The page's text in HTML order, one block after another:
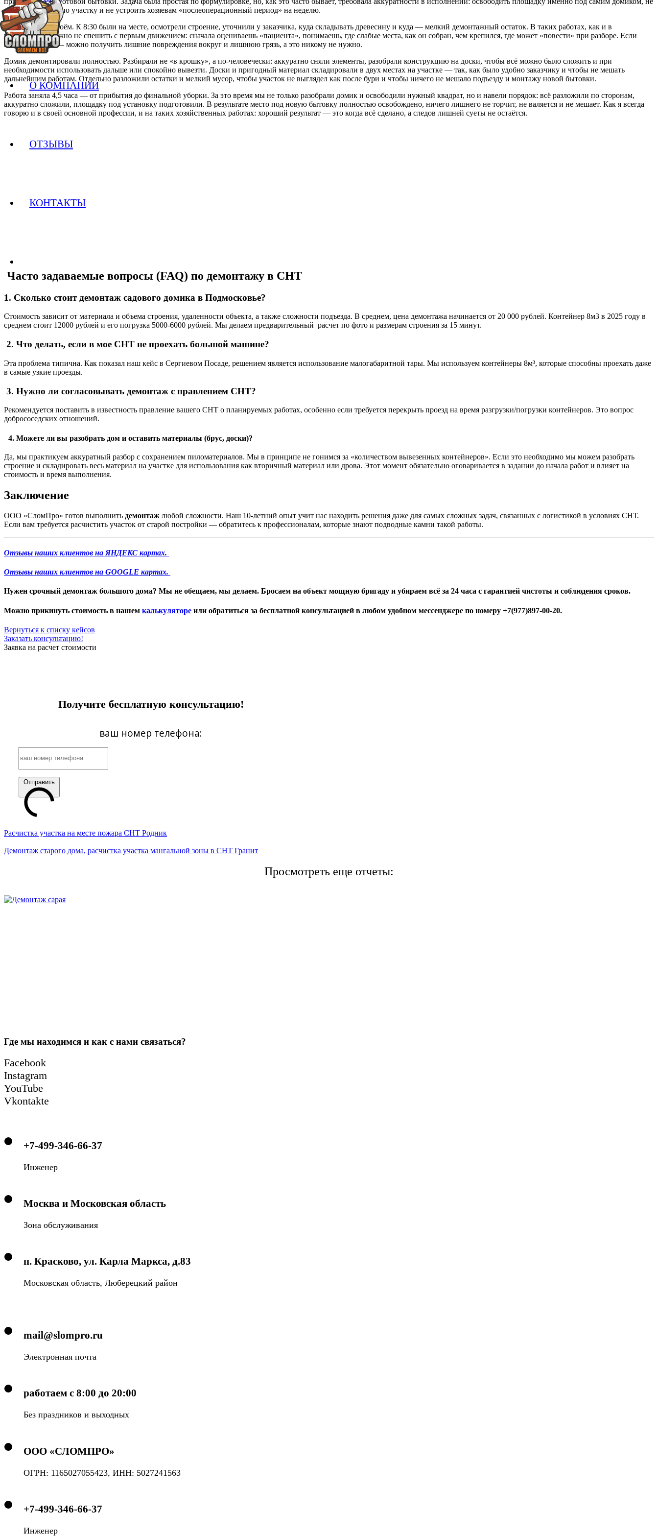
О КОМПАНИИ
ОТЗЫВЫ
КОНТАКТЫ
раскидать мусор по участку и не устроить хозяевам «послеоперационный период» на неделю.
Мы выехали втроём. К 8:30 были на месте, осмотрели строение, уточнили у заказчика, куда складывать древесину и куда — мелкий демонтажный остаток. В таких работах, как и в
ветеринарии, важно не спешить с первым движением: сначала оцениваешь «пациента», понимаешь, где слабые места, как он собран, чем крепился, где может «повести» при разборе. Если
ломать сгоряча — можно получить лишние повреждения вокруг и лишнюю грязь, а это никому не нужно.
Домик демонтировали полностью. Разбирали не «в крошку», а по-человечески: аккуратно сняли элементы, разобрали конструкцию на доски, чтобы всё можно было сложить и при
необходимости использовать дальше или спокойно вывезти. Доски и пригодный материал складировали в двух местах на участке — так, как было удобно заказчику и чтобы не мешать
дальнейшим работам. Отдельно разложили остатки и мелкий мусор, чтобы участок не выглядел как после бури и чтобы ничего не мешало подъезду и монтажу новой бытовки.
Работа заняла 4,5 часа — от прибытия до финальной уборки. За это время мы не только разобрали домик и освободили нужный квадрат, но и навели порядок: всё разложили по сторонам,
аккуратно сложили, площадку под установку подготовили. В результате место под новую бытовку полностью освобождено, ничего лишнего не торчит, не валяется и не мешает. Как я всегда
говорю и в своей основной профессии, и на таких хозяйственных работах: хороший результат — это когда всё сделано, а следов лишней суеты не остаётся.
Часто задаваемые вопросы (FAQ) по демонтажу в СНТ
1. Сколько стоит демонтаж садового домика в Подмосковье?
Стоимость зависит от материала и объема строения, удаленности объекта, а также сложности подъезда. В среднем, цена демонтажа начинается от 20 000 рублей. Контейнер 8м3 в 2025 году в
среднем стоит 12000 рублей и его погрузка 5000-6000 рублей. Мы делаем предварительный расчет по фото и размерам строения за 15 минут.
2. Что делать, если в мое СНТ не проехать большой машине?
Эта проблема типична. Как показал наш кейс в Сергиевом Посаде, решением является использование малогабаритной тары. Мы используем контейнеры 8м³, которые способны проехать даже
в самые узкие проезды.
3. Нужно ли согласовывать демонтаж с правлением СНТ?
Рекомендуется поставить в известность правление вашего СНТ о планируемых работах, особенно если требуется перекрыть проезд на время разгрузки/погрузки контейнеров. Это вопрос
добрососедских отношений.
4. Можете ли вы разобрать дом и оставить материалы (брус, доски)?
Да, мы практикуем аккуратный разбор с сохранением пиломатериалов. Мы в принципе не гонимся за «количеством вывезенных контейнеров». Если это необходимо мы можем разобрать
строение и складировать весь материал на участке для использования как вторичный материал или дрова. Этот момент обязательно оговаривается в задании до начала работ и влияет на
стоимость и время выполнения.
Заключение
ООО «СломПро» готов выполнить демонтаж любой сложности. Наш 10-летний опыт учит нас находить решения даже для самых сложных задач, связанных с логистикой в условиях СНТ.
Если вам требуется расчистить участок от старой постройки — обратитесь к профессионалам, которые знают подводные камни такой работы.
Отзывы наших клиентов на ЯНДЕКС картах.
Отзывы наших клиентов на GOOGLE картах.
Нужен срочный демонтаж большого дома? Мы не обещаем, мы делаем. Бросаем на объект мощную бригаду и убираем всё за 24 часа с гарантией чистоты и соблюдения сроков.
Можно прикинуть стоимость в нашем калькуляторе или обратиться за бесплатной консультацией в любом удобном мессенджере по номеру +7(977)897-00-20.
Вернуться к списку кейсов
Заказать консультацию!
Заявка на расчет стоимости
Получите бесплатную консультацию!
ваш номер телефона:
Отправить
Расчистка участка на месте пожара СНТ Родник
Демонтаж старого дома, расчистка участка мангальной зоны в СНТ Гранит
Просмотреть еще отчеты:
Где мы находимся и как с нами связаться?
Facebook
Instagram
YouTube
Vkontakte
+7-499-346-66-37
Инженер
Москва и Московская область
Зона обслуживания
п. Красково, ул. Карла Маркса, д.83
Московская область, Люберецкий район
mail@slompro.ru
Электронная почта
работаем с 8:00 до 20:00
Без праздников и выходных
ООО «СЛОМПРО»
ОГРН: 1165027055423, ИНН: 5027241563
+7-499-346-66-37
Инженер